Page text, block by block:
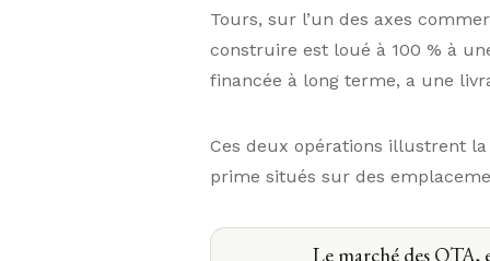
Tours, sur l’un des axes
construire est loué à 100 % à
financée à long terme, a une
Ces deux opérations illustrent
prime situés sur des
Le marché des